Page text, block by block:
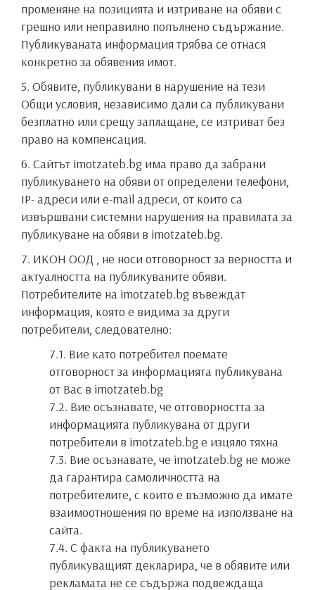
променяне на позицията и изтриване на обяви с
грешно или неправилно попълнено съдържание.
Публикуваната информация трябва се отнася
конкретно за обявения имот.
5. Обявите, публикувани в нарушение на тези
Общи условия, независимо дали са публикувани
безплатно или срещу заплащане, се изтриват без
право на компенсация.
6. Сайтът imotzateb.bg има право да забрани
публикуването на обяви от определени телефони,
IP- адреси или e-mail адреси, от които са
извършвани системни нарушения на правилата за
публикуване на обяви в imotzateb.bg.
7. ИКОН ООД , не носи отговорност за верността и
актуалността на публикуваните обяви.
Потребителите на imotzateb.bg въвеждат
информация, която е видима за други
потребители, следователно:
7.1. Вие като потребител поемате
отговорност за информацията публикувана
от Вас в imotzateb.bg
7.2. Вие осъзнавате, че отговорността за
информацията публикувана от други
потребители в imotzateb.bg е изцяло тяхна
7.3. Вие осъзнавате, че imotzateb.bg не може
да гарантира самоличността на
потребителите, с които е възможно да имате
взаимоотношения по време на използване на
сайта.
7.4. С факта на публикуването
публикуващият декларира, че в обявите или
рекламата не се съдържа подвеждаща